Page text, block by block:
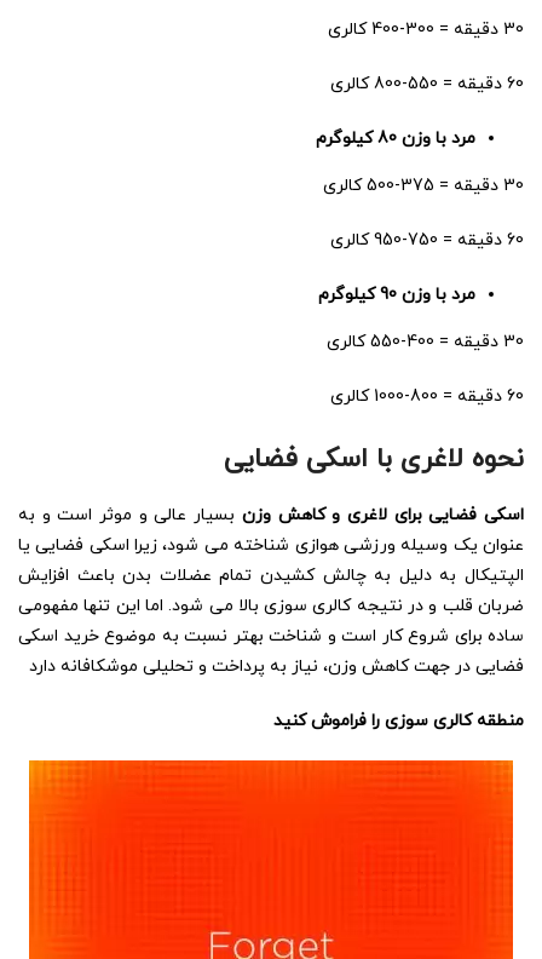
30 دقیقه = 300-400 کالری
60 دقیقه = 550-800 کالری
مرد با وزن 80 کیلوگرم
30 دقیقه = 375-500 کالری
60 دقیقه = 750-950 کالری
مرد با وزن 90 کیلوگرم
30 دقیقه = 400-550 کالری
60 دقیقه = 800-1000 کالری
نحوه لاغری با اسکی فضایی
اسکی فضایی برای لاغری و کاهش وزن بسیار عالی و موثر است و به
عنوان یک وسیله ورزشی هوازی شناخته می شود، زیرا اسکی فضایی یا
الپتیکال به دلیل به چالش کشیدن تمام عضلات بدن باعث افزایش
ضربان قلب و در نتیجه کالری سوزی بالا می شود. اما این تنها مفهومی
ساده برای شروع کار است و شناخت بهتر نسبت به موضوع خرید اسکی
فضایی در جهت کاهش وزن، نیاز به پرداخت و تحلیلی موشکافانه دارد
منطقه کالری سوزی را فراموش کنید